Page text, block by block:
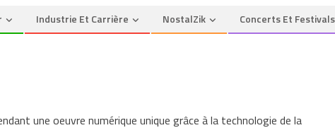
Industrie Et Carrière NostalZik Concerts Et Festivals
une oeuvre numérique unique grâce à la technologie de la